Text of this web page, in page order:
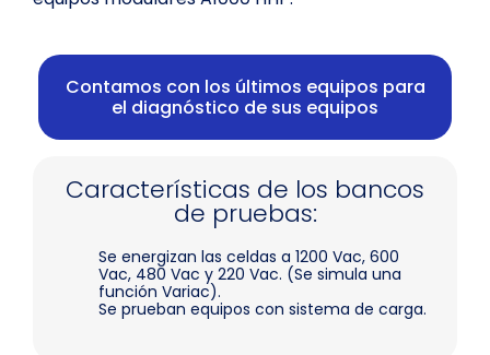
Contamos con los últimos equipos para
el diagnóstico de sus equipos
Características de los bancos
de pruebas:
Se energizan las celdas a 1200 Vac, 600
Vac, 480 Vac y 220 Vac. (Se simula una
función Variac).
Se prueban equipos con sistema de carga.